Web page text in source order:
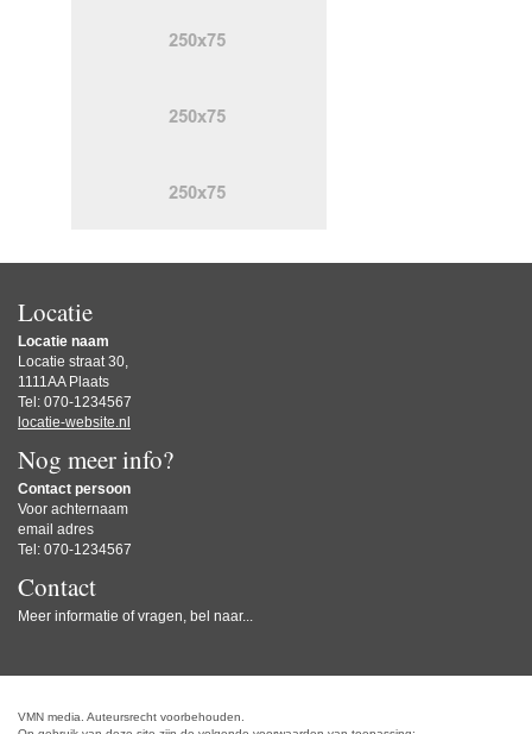
Locatie
Locatie naam
Locatie straat 30,
1111AA Plaats
Tel: 070-1234567
locatie-website.nl
Nog meer info?
Contact persoon
Voor achternaam
email adres
Tel: 070-1234567
Contact
Meer informatie of vragen, bel naar...
VMN media. Auteursrecht voorbehouden.